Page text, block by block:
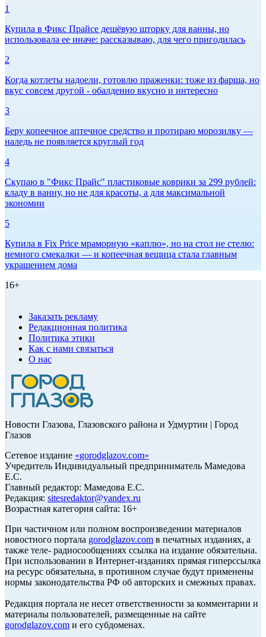
1
Купила в Фикс Прайсе дешёвую шторку для ванны, но
использовала ее иначе: рассказываю, для чего пригодилась
2
Когда котлеты надоели, готовлю праженки: тоже из фарша, но
вкус совсем другой - обалденно вкусно и интересно
3
Беру копеечное аптечное средство и протираю морозилку —
наледь не появляется круглый год
4
Скупаю в "Фикс Прайс" пластиковые коврики за 299 рублей:
кладу в ванну, но не для красоты, а для максимальной
экономии
5
Купила в Fix Price мраморную «каплю», но на стол не стелю:
немного смекалки — и копеечная вещица стала главным
украшением дома
16+
Заказать рекламу
Редакционная политика
Политика этики
Как с нами связаться
О нас
Новости Глазова, Глазовского района и Удмуртии | Город
Глазов
Сетевое издание «gorodglazov.com»
Учредитель Индивидуальный предприниматель Мамедова
Е.С.
Главный редактор: Мамедова Е.С.
Редакция: sitesredaktor@yandex.ru
Возрастная категория сайта: 16+
При частичном или полном воспроизведении материалов
новостного портала gorodglazov.com в печатных изданиях, а
также теле- радиосообщениях ссылка на издание обязательна.
При использовании в Интернет-изданиях прямая гиперссылка
на ресурс обязательна, в противном случае будут применены
нормы законодательства РФ об авторских и смежных правах.
Редакция портала не несет ответственности за комментарии и
материалы пользователей, размещенные на сайте
gorodglazov.com и его субдоменах.